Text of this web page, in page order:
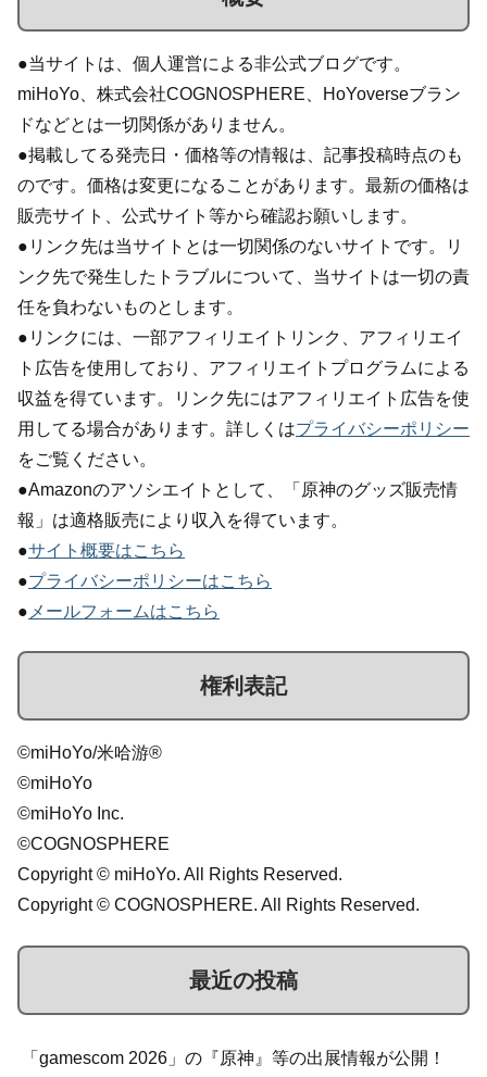
●当サイトは、個人運営による非公式ブログです。
miHoYo、株式会社COGNOSPHERE、HoYoverseブラン
ドなどとは一切関係がありません。
●掲載してる発売日・価格等の情報は、記事投稿時点のも
のです。価格は変更になることがあります。最新の価格は
販売サイト、公式サイト等から確認お願いします。
●リンク先は当サイトとは一切関係のないサイトです。リ
ンク先で発生したトラブルについて、当サイトは一切の責
任を負わないものとします。
●リンクには、一部アフィリエイトリンク、アフィリエイ
ト広告を使用しており、アフィリエイトプログラムによる
収益を得ています。リンク先にはアフィリエイト広告を使
用してる場合があります。詳しくはプライバシーポリシー
をご覧ください。
●Amazonのアソシエイトとして、「原神のグッズ販売情
報」は適格販売により収入を得ています。
●サイト概要はこちら
●プライバシーポリシーはこちら
● メールフォームはこちら
権利表記
©miHoYo/米哈游®
©miHoYo
©miHoYo Inc.
©COGNOSPHERE
Copyright © miHoYo. All Rights Reserved.
Copyright © COGNOSPHERE. All Rights Reserved.
最近の投稿
「gamescom 2026」の『原神』等の出展情報が公開！